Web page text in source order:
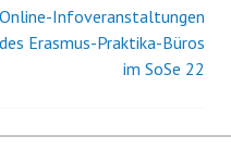
Online-Infoveranstaltungen
des Erasmus-Praktika-Büros
im SoSe 22